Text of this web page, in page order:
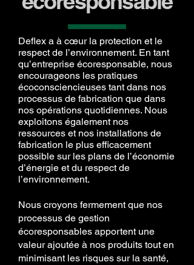
Deflex a à cœur la protection et le
respect de l’environnement. En tant
qu’entreprise écoresponsable, nous
encourageons les pratiques
écoconsciencieuses tant dans nos
processus de fabrication que dans
nos opérations quotidiennes. Nous
exploitons également nos
ressources et nos installations de
fabrication le plus efficacement
possible sur les plans de l’économie
d’énergie et du respect de
l’environnement.
Nous croyons fermement que nos
processus de gestion
écoresponsables apportent une
valeur ajoutée à nos produits tout en
minimisant les risques sur la santé,